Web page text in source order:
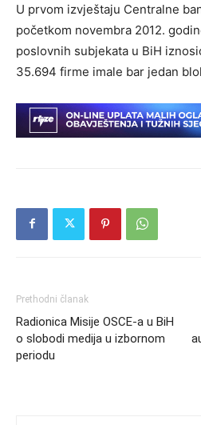
U prvom izvještaju Centralne
početkom novembra 2012.
poslovnih subjekata u BiH
35.694 firme imale bar jedan
Prethodni članak
Radionica Misije OSCE-a u BiH
o slobodi medija u izbornom
periodu